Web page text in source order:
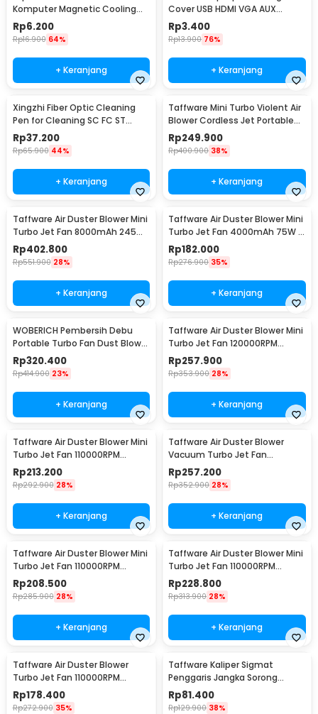
Komputer Magnetic Cooling
Dust Net - A2
Rp6.200
Rp16.900 64%
+ Keranjang
Cover USB HDMI VGA AUX
Silicone 16 PCS - A2
Rp3.400
Rp13.900 76%
+ Keranjang
Xingzhi Fiber Optic Cleaning
Pen for Cleaning SC FC ST
Interface 2.5mm - X-100
Rp37.200
Rp65.900 44%
+ Keranjang
Taffware Mini Turbo Violent Air
Blower Cordless Jet Portable
130000RPM - P30
Rp249.900
Rp400.900 38%
+ Keranjang
Taffware Air Duster Blower Mini
Turbo Jet Fan 8000mAh 245W
with Nozzle - C29
Rp402.800
Rp551.900 28%
+ Keranjang
Taffware Air Duster Blower Mini
Turbo Jet Fan 4000mAh 75W -
X3-S
Rp182.000
Rp276.900 35%
+ Keranjang
WOBERICH Pembersih Debu
Portable Turbo Fan Dust Blower
21V 31000RPM - WH-310
Rp320.400
Rp414.900 23%
+ Keranjang
Taffware Air Duster Blower Mini
Turbo Jet Fan 120000RPM
5200mAh 184W - Z1
Rp257.900
Rp353.900 28%
+ Keranjang
Taffware Air Duster Blower Mini
Turbo Jet Fan 110000RPM
4000mAh 110W - M4
Rp213.200
Rp292.900 28%
+ Keranjang
Taffware Air Duster Blower
Vacuum Turbo Jet Fan
130000RPM 8000Pa 184W - P30
Rp257.200
Rp352.900 28%
+ Keranjang
Taffware Air Duster Blower Mini
Turbo Jet Fan 110000RPM
4000mAh 110W Standard
Version - P70
Rp208.500
Rp285.900 28%
+ Keranjang
Taffware Air Duster Blower Mini
Turbo Jet Fan 110000RPM
4000mAh 110W Vacuum
Version - P70
Rp228.800
Rp313.900 28%
+ Keranjang
Taffware Air Duster Blower
Turbo Jet Fan 110000RPM
4000mAh 100W - Y1
Rp178.400
Rp272.900 35%
Taffware Kaliper Sigmat
Penggaris Jangka Sorong
Digital LCD 150mm - SH20
Rp81.400
Rp129.900 38%